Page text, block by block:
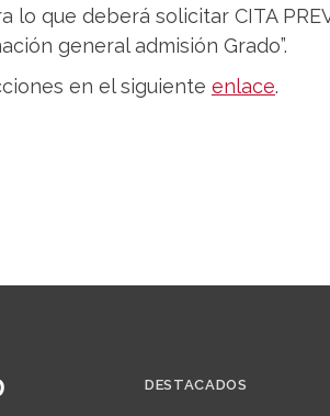
lo que deberá solicitar CITA
general admisión Grado”.
en el siguiente enlace.
DESTACADOS